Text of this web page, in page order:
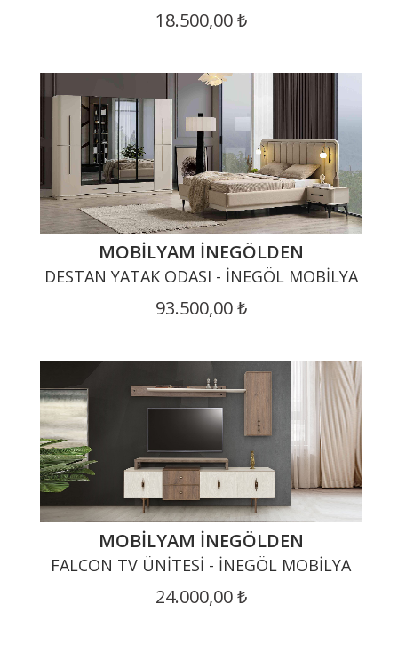
18.500,00 ₺
MOBILYAM İNEGÖLDEN
DESTAN YATAK ODASI - İNEGÖL MOBILYA
93.500,00 ₺
MOBILYAM İNEGÖLDEN
FALCON TV ÜNITESI - İNEGÖL MOBILYA
24.000,00 ₺